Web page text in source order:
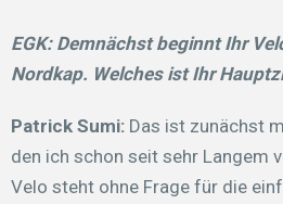
EGK: Demnächst beginnt Ihr
Nordkap. Welches ist Ihr
Patrick Sumi: Das ist zunächst
den ich schon seit sehr Langem
Velo steht ohne Frage für die